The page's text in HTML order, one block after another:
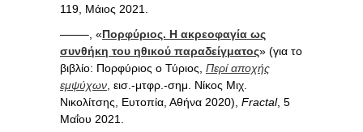
119, Μάιος 2021.
——–, «Πορφύριος. Η ακρεοφαγία ως
συνθήκη του ηθικού παραδείγματος» (για το
βιβλίο: Πορφύριος ο Τύριος, Περί αποχής
εμψύχων, εισ.-μτφρ.-σημ. Νίκος Μιχ.
Νικολίτσης, Ευτοπία, Αθήνα 2020), Fractal, 5
Μαΐου 2021.